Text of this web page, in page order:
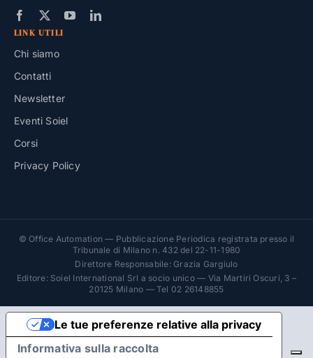
LINK UTILI
Chi siamo
Contatti
Newsletter
Eventi Soiel
Corsi
Privacy Policy
© Office Automation — Pubblicazione Periodica registrata presso il
Tribunale di Milano n. 432 del 22-11-1980
Direttore Responsabile: Grazia Gargiulo
Editore: Soiel International Srl a socio unico — Via Martiri Oscuri, 3 –
20125 Milano — Tel 02 26148855
Informativa sulla raccolta
Le tue preferenze relative alla privacy